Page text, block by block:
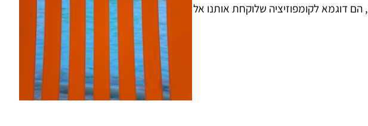
, הם דוגמא לקומפוזיציה שלוקחת אותנו אל